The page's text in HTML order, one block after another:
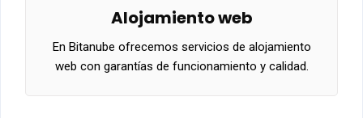
Alojamiento web
En Bitanube ofrecemos servicios de alojamiento
web con garantías de funcionamiento y calidad.